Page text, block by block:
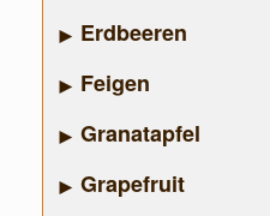
Erdbeeren
Feigen
Granatapfel
Grapefruit